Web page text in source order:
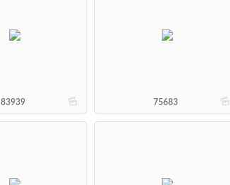
b
83939 b
75683